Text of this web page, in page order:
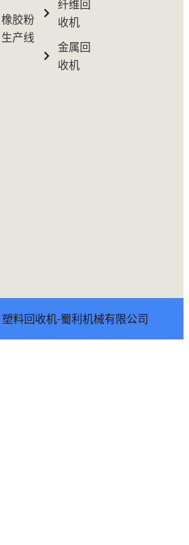
橡胶粉
生产线
纤维回
收机
金属回
收机
料回收机-蜀利机械有限公司